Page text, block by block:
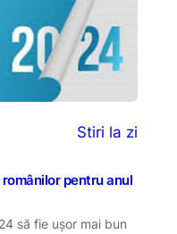
Stiri la zi
pentru anul
să fie ușor mai bun